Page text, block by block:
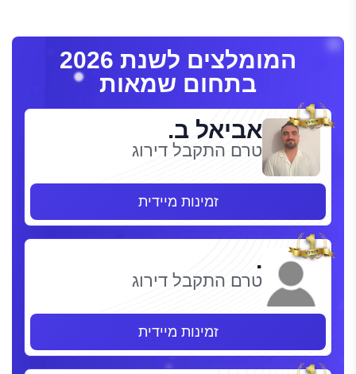
המומלצים לשנת 2026
בתחום שמאות
אביאל ב.
טרם התקבל דירוג
זמינות מיידית
.
טרם התקבל דירוג
זמינות מיידית